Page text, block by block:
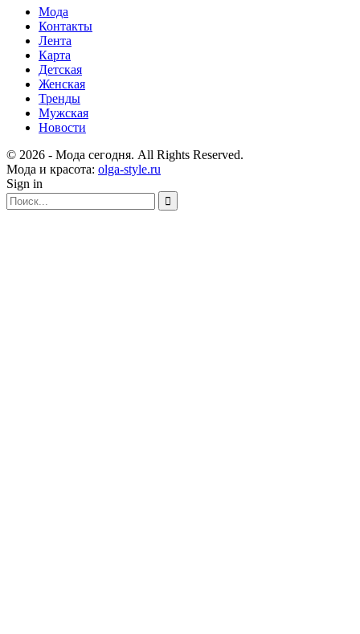
Мода
Контакты
Лента
Карта
Детская
Женская
Тренды
Мужская
Новости
© 2026 - Мода сегодня. All Rights Reserved.
Мода и красота: olga-style.ru
Sign in